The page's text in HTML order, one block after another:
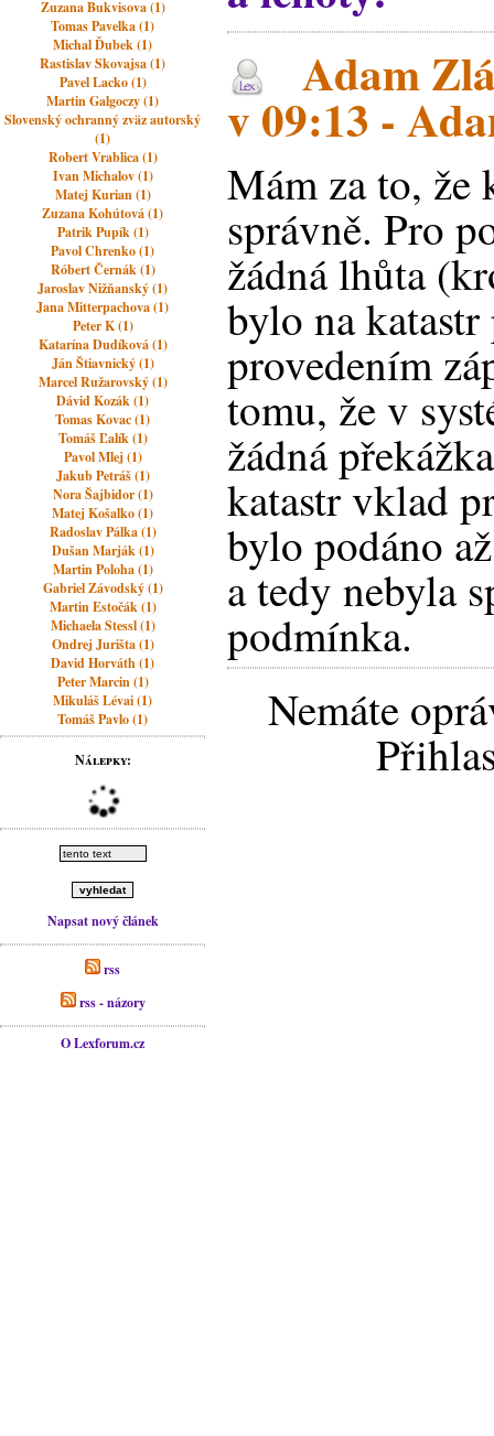
Zuzana Bukvisova (1)
Tomas Pavelka (1)
Michal Ďubek (1)
Rastislav Skovajsa (1)
Pavel Lacko (1)
Martin Galgoczy (1)
Slovenský ochranný zväz autorský
(1)
Robert Vrablica (1)
Ivan Michalov (1)
Matej Kurian (1)
Zuzana Kohútová (1)
Patrik Pupík (1)
Pavol Chrenko (1)
Róbert Černák (1)
Jaroslav Nižňanský (1)
Jana Mitterpachova (1)
Peter K (1)
Katarína Dudíková (1)
Ján Štiavnický (1)
Marcel Ružarovský (1)
Dávid Kozák (1)
Tomas Kovac (1)
Tomáš Ľalík (1)
Pavol Mlej (1)
Jakub Petráš (1)
Nora Šajbidor (1)
Matej Košalko (1)
Radoslav Pálka (1)
Dušan Marják (1)
Martin Poloha (1)
Gabriel Závodský (1)
Martin Estočák (1)
Michaela Stessl (1)
Ondrej Jurišta (1)
David Horváth (1)
Peter Marcin (1)
Mikuláš Lévai (1)
Tomáš Pavlo (1)
Nálepky:
Napsat nový článek
rss
rss - názory
O Lexforum.cz
Adam
v 09:13 -
Mám za to, že
správně. Pro
žádná lhůta
bylo na
provedením
tomu, že v
žádná
katastr vklad
bylo podáno
a tedy nebyla
podmínka.
Nemáte